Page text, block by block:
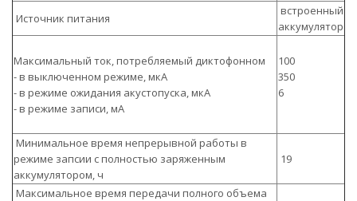
Источник питания
встроенный
аккумулятор
Максимальный ток, потребляемый диктофонном
- в выключенном режиме, мкА
- в режиме ожидания акустопуска, мкА
- в режиме записи, мА
100
350
6
Минимальное время непрерывной работы в
режиме запсии с полностью заряженным
аккумулятором, ч
19
Максимальное время передачи полного объема